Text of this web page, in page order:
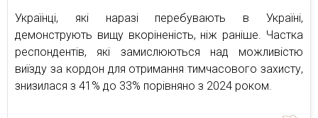
Українці, які наразі перебувають в Україні,
демонструють вищу вкоріненість, ніж раніше. Частка
респондентів, які замислюються над можливістю
виїзду за кордон для отримання тимчасового захисту,
знизилася з 41% до 33% порівняно з 2024 роком.